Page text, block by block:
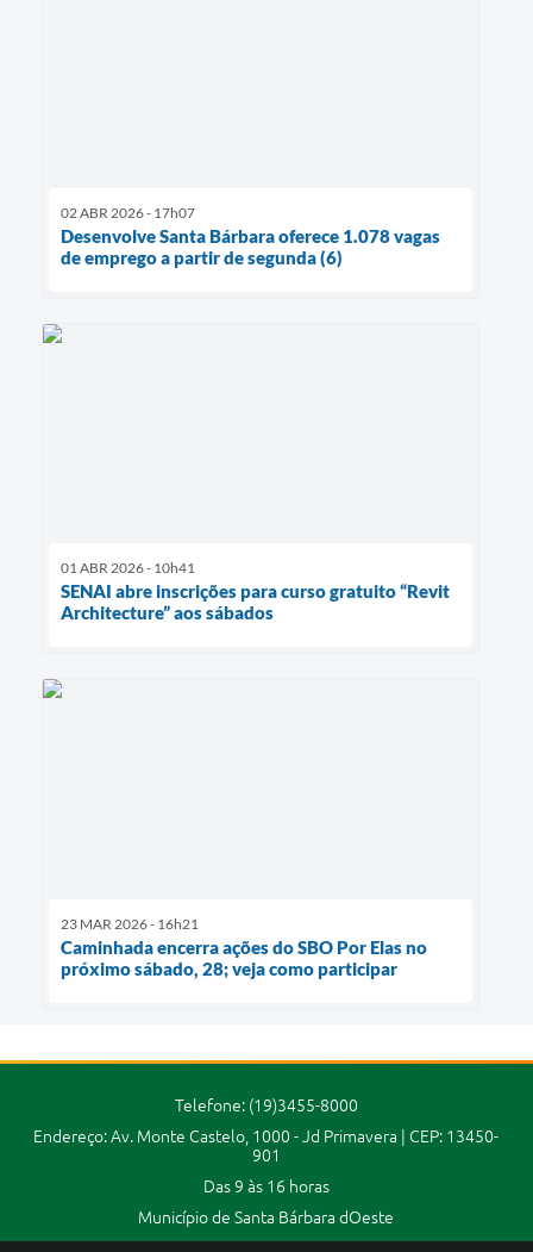
02 ABR 2026 - 17h07
Desenvolve Santa Bárbara oferece 1.078 vagas
de emprego a partir de segunda (6)
01 ABR 2026 - 10h41
SENAI abre inscrições para curso gratuito “Revit
Architecture” aos sábados
23 MAR 2026 - 16h21
Caminhada encerra ações do SBO Por Elas no
próximo sábado, 28; veja como participar
Telefone: (19)3455-8000
Endereço: Av. Monte Castelo, 1000 - Jd Primavera | CEP: 13450-
901
Das 9 às 16 horas
Município de Santa Bárbara dOeste